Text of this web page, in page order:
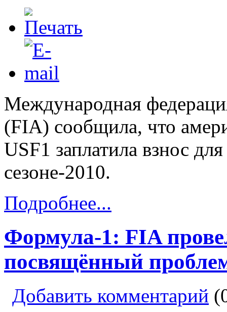
Международная
(FIA) сообщила, что
USF1 заплатила взнос
сезоне-2010.
Подробнее...
Формула-1: FIA
посвящённый
Добавить комментарий